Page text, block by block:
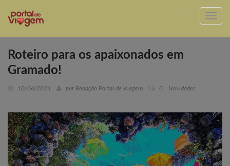
Roteiro para os apaixonados em
Gramado!
10/06/2024 por Redação Portal de Viagem 0 Novidades